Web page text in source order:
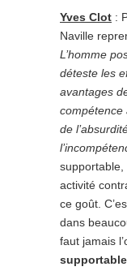
Yves Clot :
Naville
L’homme
déteste les
avantages
compétence
de
activité
ce goût.
dans
faut jamais